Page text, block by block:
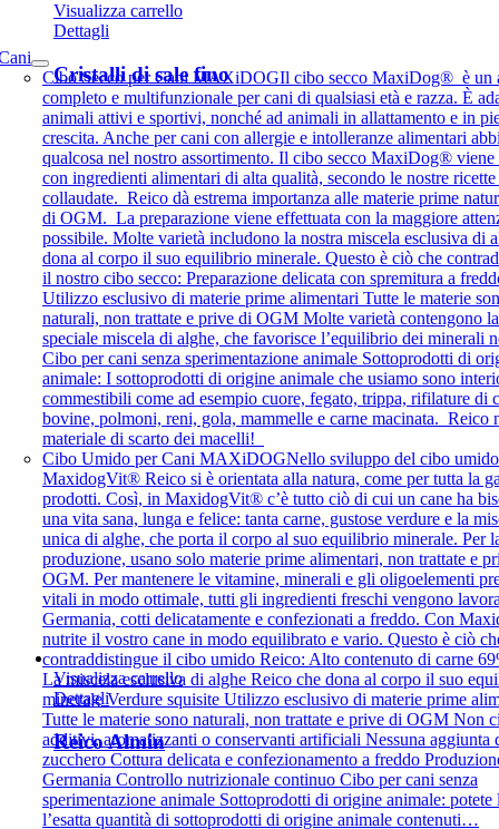
Cibo Secco per Cani MAXiDOGIl cibo secco MaxiDog® è un
completo e multifunzionale per cani di qualsiasi età e razza. È
animali attivi e sportivi, nonché ad animali in allattamento e in
crescita. Anche per cani con allergie e intolleranze alimentari
qualcosa nel nostro assortimento. Il cibo secco MaxiDog® viene
con ingredienti alimentari di alta qualità, secondo le nostre ricette
collaudate. Reico dà estrema importanza alle materie prime
di OGM. La preparazione viene effettuata con la maggiore
possibile. Molte varietà includono la nostra miscela esclusiva di
dona al corpo il suo equilibrio minerale. Questo è ciò che
il nostro cibo secco: Preparazione delicata con spremitura a
Utilizzo esclusivo di materie prime alimentari Tutte le materie
naturali, non trattate e prive di OGM Molte varietà contengono
speciale miscela di alghe, che favorisce l’equilibrio dei minerali
Cibo per cani senza sperimentazione animale Sottoprodotti di
animale: I sottoprodotti di origine animale che usiamo sono
commestibili come ad esempio cuore, fegato, trippa, rifilature di
bovine, polmoni, reni, gola, mammelle e carne macinata. Reico
materiale di scarto dei macelli!
Cibo Umido per Cani MAXiDOGNello sviluppo del cibo umido
MaxidogVit® Reico si è orientata alla natura, come per tutta la
prodotti. Così, in MaxidogVit® c’è tutto ciò di cui un cane ha
una vita sana, lunga e felice: tanta carne, gustose verdure e la
unica di alghe, che porta il corpo al suo equilibrio minerale. Per
produzione, usano solo materie prime alimentari, non trattate e
OGM. Per mantenere le vitamine, minerali e gli oligoelementi
vitali in modo ottimale, tutti gli ingredienti freschi vengono
Germania, cotti delicatamente e confezionati a freddo. Con
nutrite il vostro cane in modo equilibrato e vario. Questo è ciò
contraddistingue il cibo umido Reico: Alto contenuto di carne
La miscela esclusiva di alghe Reico che dona al corpo il suo
minerale Verdure squisite Utilizzo esclusivo di materie prime
Tutte le materie sono naturali, non trattate e prive di OGM Non
additivi, aromatizzanti o conservanti artificiali Nessuna aggiunta
zucchero Cottura delicata e confezionamento a freddo
Germania Controllo nutrizionale continuo Cibo per cani senza
sperimentazione animale Sottoprodotti di origine animale: potete
l’esatta quantità di sottoprodotti di origine animale contenuti…
Visualizza carrello
Dettagli
Cristalli di sale fino
Visualizza carrello
Dettagli
Reico Almin